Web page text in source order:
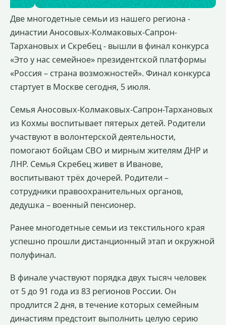
Две многодетные семьи из нашего региона -
династии Аносовых-Колмаковых-Сапрон-
Тархановых и Скребец - вышли в финал конкурса
«Это у нас семейное» президентской платформы
«Россия – страна возможностей». Финал конкурса
стартует в Москве сегодня, 5 июля.
Семья Аносовых-Колмаковых-Сапрон-Тархановых
из Кохмы воспитывает пятерых детей. Родители
участвуют в волонтерской деятельности,
помогают бойцам СВО и мирным жителям ДНР и
ЛНР. Семья Скребец живет в Иванове,
воспитывают трёх дочерей. Родители –
сотрудники правоохранительных органов,
дедушка – военный пенсионер.
Ранее многодетные семьи из текстильного края
успешно прошли дистанционный этап и окружной
полуфинал.
В финале участвуют порядка двух тысяч человек
от 5 до 91 года из 83 регионов России. Он
продлится 2 дня, в течение которых семейным
династиям предстоит выполнить целую серию